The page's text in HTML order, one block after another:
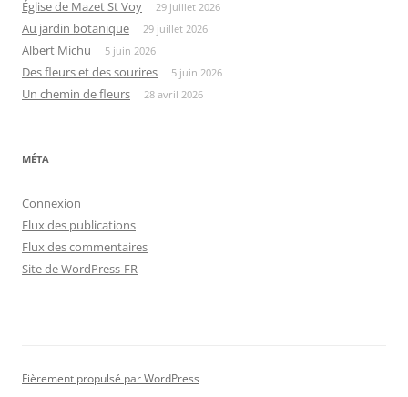
Église de Mazet St Voy 29 juillet 2026
Au jardin botanique 29 juillet 2026
Albert Michu 5 juin 2026
Des fleurs et des sourires 5 juin 2026
Un chemin de fleurs 28 avril 2026
MÉTA
Connexion
Flux des publications
Flux des commentaires
Site de WordPress-FR
Fièrement propulsé par WordPress